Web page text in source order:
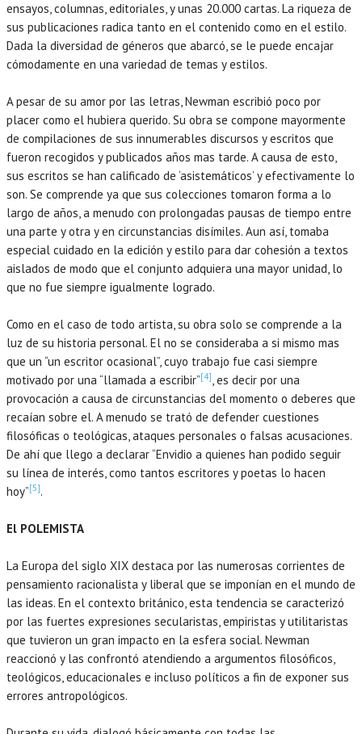
ensayos, columnas, editoriales, y unas 20.000 cartas. La riqueza de
sus publicaciones radica tanto en el contenido como en el estilo.
Dada la diversidad de géneros que abarcó, se le puede encajar
cómodamente en una variedad de temas y estilos.
A pesar de su amor por las letras, Newman escribió poco por
placer como el hubiera querido. Su obra se compone mayormente
de compilaciones de sus innumerables discursos y escritos que
fueron recogidos y publicados años mas tarde. A causa de esto,
sus escritos se han calificado de ‘asistemáticos’ y efectivamente lo
son. Se comprende ya que sus colecciones tomaron forma a lo
largo de años, a menudo con prolongadas pausas de tiempo entre
una parte y otra y en circunstancias disímiles. Aun así, tomaba
especial cuidado en la edición y estilo para dar cohesión a textos
aislados de modo que el conjunto adquiera una mayor unidad, lo
que no fue siempre igualmente logrado.
Como en el caso de todo artista, su obra solo se comprende a la
luz de su historia personal. El no se consideraba a si mismo mas
que un “un escritor ocasional”, cuyo trabajo fue casi siempre
motivado por una “llamada a escribir”[4], es decir por una
provocación a causa de circunstancias del momento o deberes que
recaían sobre el. A menudo se trató de defender cuestiones
filosóficas o teológicas, ataques personales o falsas acusaciones.
De ahí que llego a declarar “Envidio a quienes han podido seguir
su línea de interés, como tantos escritores y poetas lo hacen
hoy”[5].
El POLEMISTA
La Europa del siglo XIX destaca por las numerosas corrientes de
pensamiento racionalista y liberal que se imponían en el mundo de
las ideas. En el contexto británico, esta tendencia se caracterizó
por las fuertes expresiones secularistas, empiristas y utilitaristas
que tuvieron un gran impacto en la esfera social. Newman
reaccionó y las confrontó atendiendo a argumentos filosóficos,
teológicos, educacionales e incluso políticos a fin de exponer sus
errores antropológicos.